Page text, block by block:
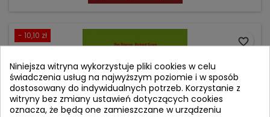
- 10,10 zł
favorite_border
Niniejsza witryna wykorzystuje pliki cookies w celu
świadczenia usług na najwyższym poziomie i w sposób
dostosowany do indywidualnych potrzeb. Korzystanie z
witryny bez zmiany ustawień dotyczących cookies
oznacza, że będą one zamieszczane w urządzeniu